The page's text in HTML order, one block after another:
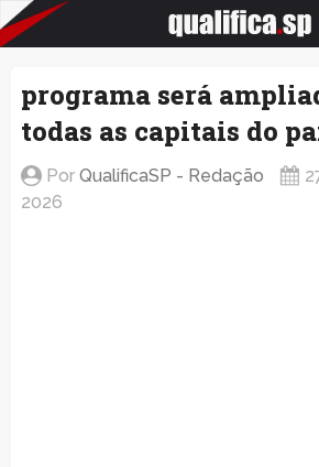
programa será
todas as capitais do
Por QualificaSP - Redação
2026